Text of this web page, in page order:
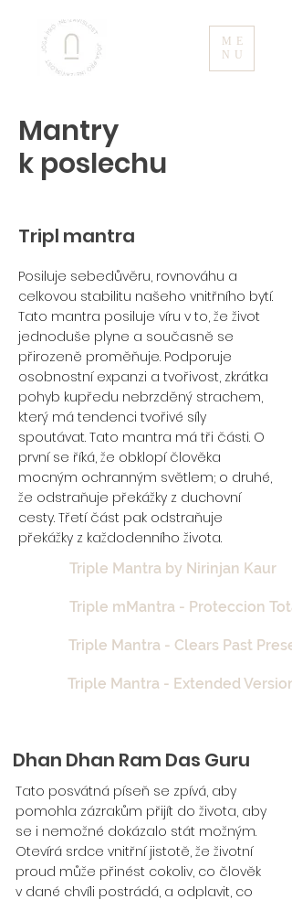
ME
NU
Mantry
k poslechu
Tripl mantra
Posiluje sebedůvěru, rovnováhu a
celkovou stabilitu našeho vnitřního bytí.
Tato mantra posiluje víru v to, že život
jednoduše plyne a současně se
přirozeně proměňuje. Podporuje
osobnostní expanzi a tvořivost, zkrátka
pohyb kupředu nebrzděný strachem,
který má tendenci tvořivé síly
spoutávat. Tato mantra má tři části. O
první se říká, že obklopí člověka
mocným ochranným světlem; o druhé,
že odstraňuje překážky z duchovní
cesty. Třetí část pak odstraňuje
překážky z každodenního života.
Triple Mantra by Nirinjan Kaur
Triple mMantra - Proteccion
Triple Mantra - Clears Past
Triple Mantra - Extended Version
Dhan Dhan Ram Das Guru
Tato posvátná píseň se zpívá, aby
pomohla zázrakům přijít do života, aby
se i nemožné dokázalo stát možným.
Otevírá srdce vnitřní jistotě, že životní
proud může přinést cokoliv, co člověk
v dané chvíli postrádá, a odplavit, co